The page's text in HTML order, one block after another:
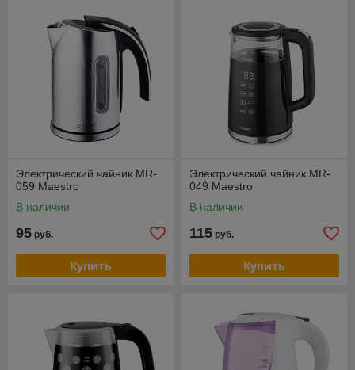
Электрический чайник MR-
059 Maestro
В наличии
95 руб.
Купить
Электрический чайник MR-
049 Maestro
В наличии
115 руб.
Купить